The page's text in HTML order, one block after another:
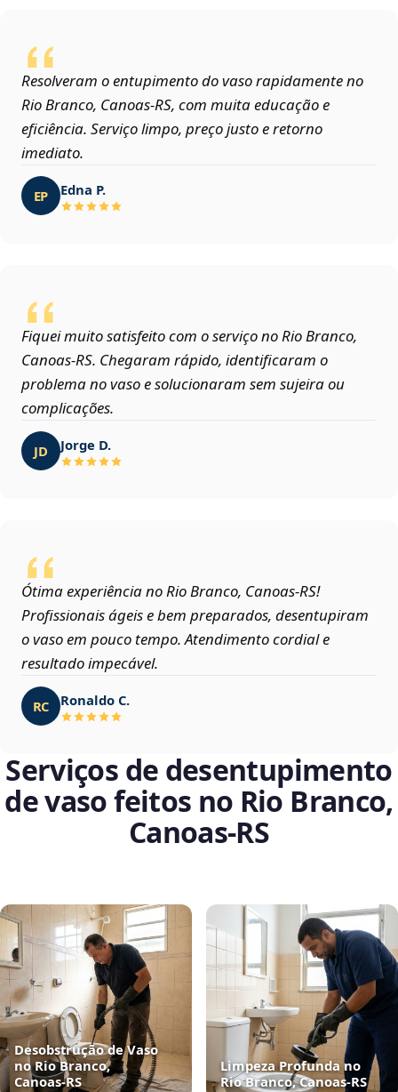
Resolveram o entupimento do vaso rapidamente no
Rio Branco, Canoas‑RS, com muita educação e
eficiência. Serviço limpo, preço justo e retorno
imediato.
EP Edna P.
Fiquei muito satisfeito com o serviço no Rio Branco,
Canoas‑RS. Chegaram rápido, identificaram o
problema no vaso e solucionaram sem sujeira ou
complicações.
JD Jorge D.
Ótima experiência no Rio Branco, Canoas‑RS!
Profissionais ágeis e bem preparados, desentupiram
o vaso em pouco tempo. Atendimento cordial e
resultado impecável.
RC Ronaldo C.
Serviços de desentupimento
de vaso feitos no Rio Branco,
Canoas‑RS
Desobstrução de Vaso
no Rio Branco,
Canoas‑RS
Limpeza Profunda no
Rio Branco, Canoas‑RS